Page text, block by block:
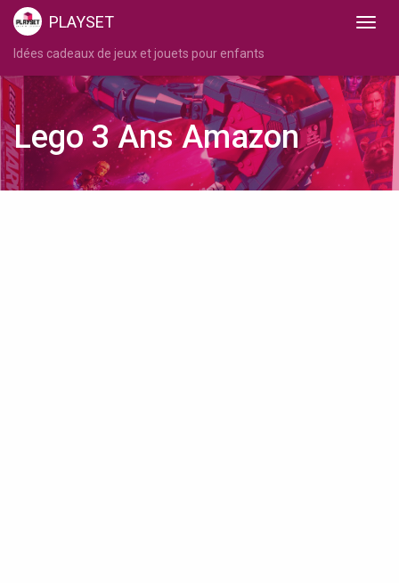
PLAYSET
Idées cadeaux de jeux et jouets pour enfants
Lego 3 Ans Amazon